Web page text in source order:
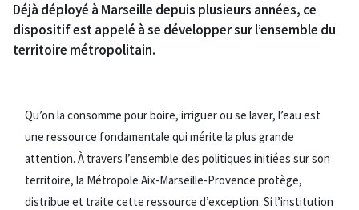
Déjà déployé à Marseille depuis plusieurs années, ce
dispositif est appelé à se développer sur l’ensemble du
territoire métropolitain.
Qu’on la consomme pour boire, irriguer ou se laver, l’eau est
une ressource fondamentale qui mérite la plus grande
attention. À travers l’ensemble des politiques initiées sur son
territoire, la Métropole Aix-Marseille-Provence protège,
distribue et traite cette ressource d’exception. Si l’institution